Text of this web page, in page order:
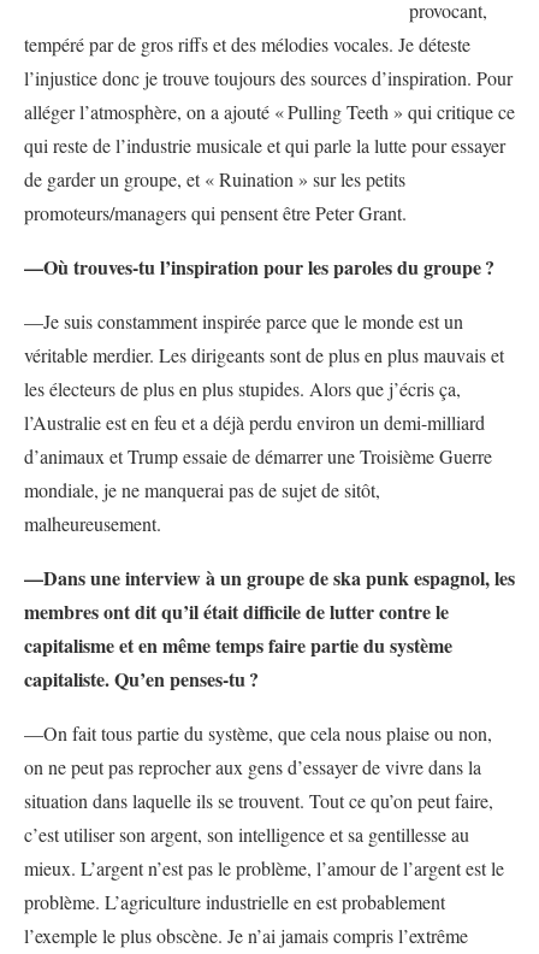
provocant,
tempéré par de gros riffs et des mélodies vocales. Je déteste
l’injustice donc je trouve toujours des sources d’inspiration. Pour
alléger l’atmosphère, on a ajouté «Pulling Teeth » qui critique ce
qui reste de l’industrie musicale et qui parle la lutte pour essayer
de garder un groupe, et«Ruination » sur les petits
promoteurs/managers qui pensent être Peter Grant.
—Où trouves-tu l’inspiration pour les paroles du groupe?
—Je suis constamment inspirée parce que le monde est un
véritable merdier. Les dirigeants sont de plus en plus mauvais et
les électeurs de plus en plus stupides. Alors que j’écris ça,
l’Australie est en feu et a déjà perdu environ un demi-milliard
d’animaux et Trump essaie de démarrer une Troisième Guerre
mondiale, je ne manquerai pas de sujet de sitôt,
malheureusement.
—Dans une interview à un groupe de ska punk espagnol, les
membres ont dit qu’il était difficile de lutter contre le
capitalisme et en même temps faire partie du système
capitaliste. Qu’en penses-tu?
—On fait tous partie du système, que cela nous plaise ou non,
on ne peut pas reprocher aux gens d’essayer de vivre dans la
situation dans laquelle ils se trouvent. Tout ce qu’on peut faire,
c’est utiliser son argent, son intelligence et sa gentillesse au
mieux. L’argent n’est pas le problème, l’amour de l’argent est le
problème. L’agriculture industrielle en est probablement
l’exemple le plus obscène. Je n’ai jamais compris l’extrême